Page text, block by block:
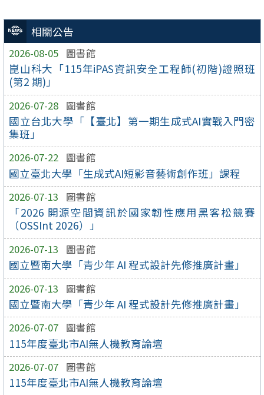
相關公告
2026-08-05 圖書館
崑山科大「115年iPAS資訊安全工程師(初階)證照班
(第2 期)」
2026-07-28 圖書館
國立台北大學「【臺北】第一期生成式AI實戰入門密
集班」
2026-07-22 圖書館
國立臺北大學「生成式AI短影音藝術創作班」課程
2026-07-13 圖書館
「2026 開源空間資訊於國家韌性應用黑客松競賽
（OSSInt 2026）」
2026-07-13 圖書館
國立暨南大學「青少年 AI 程式設計先修推廣計畫」
2026-07-13 圖書館
國立暨南大學「青少年 AI 程式設計先修推廣計畫」
2026-07-07 圖書館
115年度臺北市AI無人機教育論壇
2026-07-07 圖書館
115年度臺北市AI無人機教育論壇